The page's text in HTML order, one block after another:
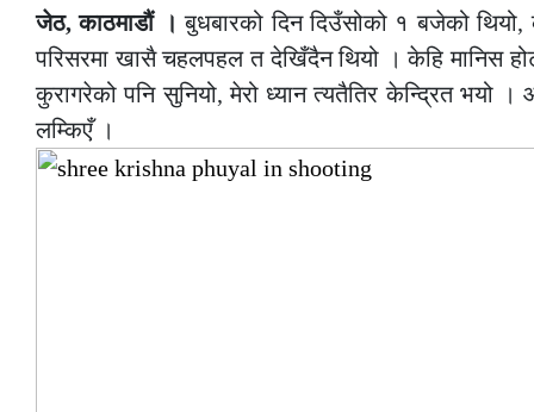
जेठ, काठमाडौं । बुधबारको दिन दिउँसोको १ बजेको थियो,
परिसरमा खासै चहलपहल त देखिँदैन थियो । केहि मानिस
कुरागरेको पनि सुनियो, मेरो ध्यान त्यतैतिर केन्द्रित
लम्किएँ ।